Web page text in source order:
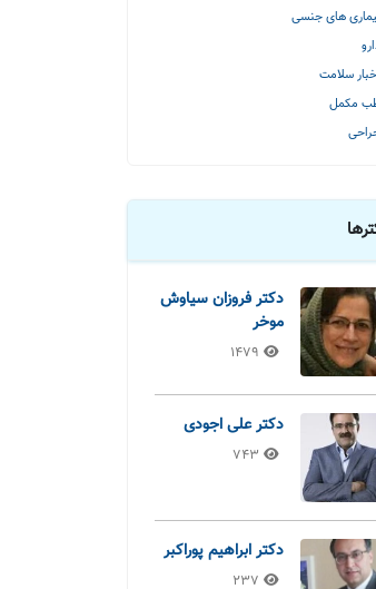
های جنسی
سلامت
مکمل
دکتر فروزان سیاوش
موخر
1479
دکتر علی اجودی
743
دکتر ابراهیم پوراکبر
237